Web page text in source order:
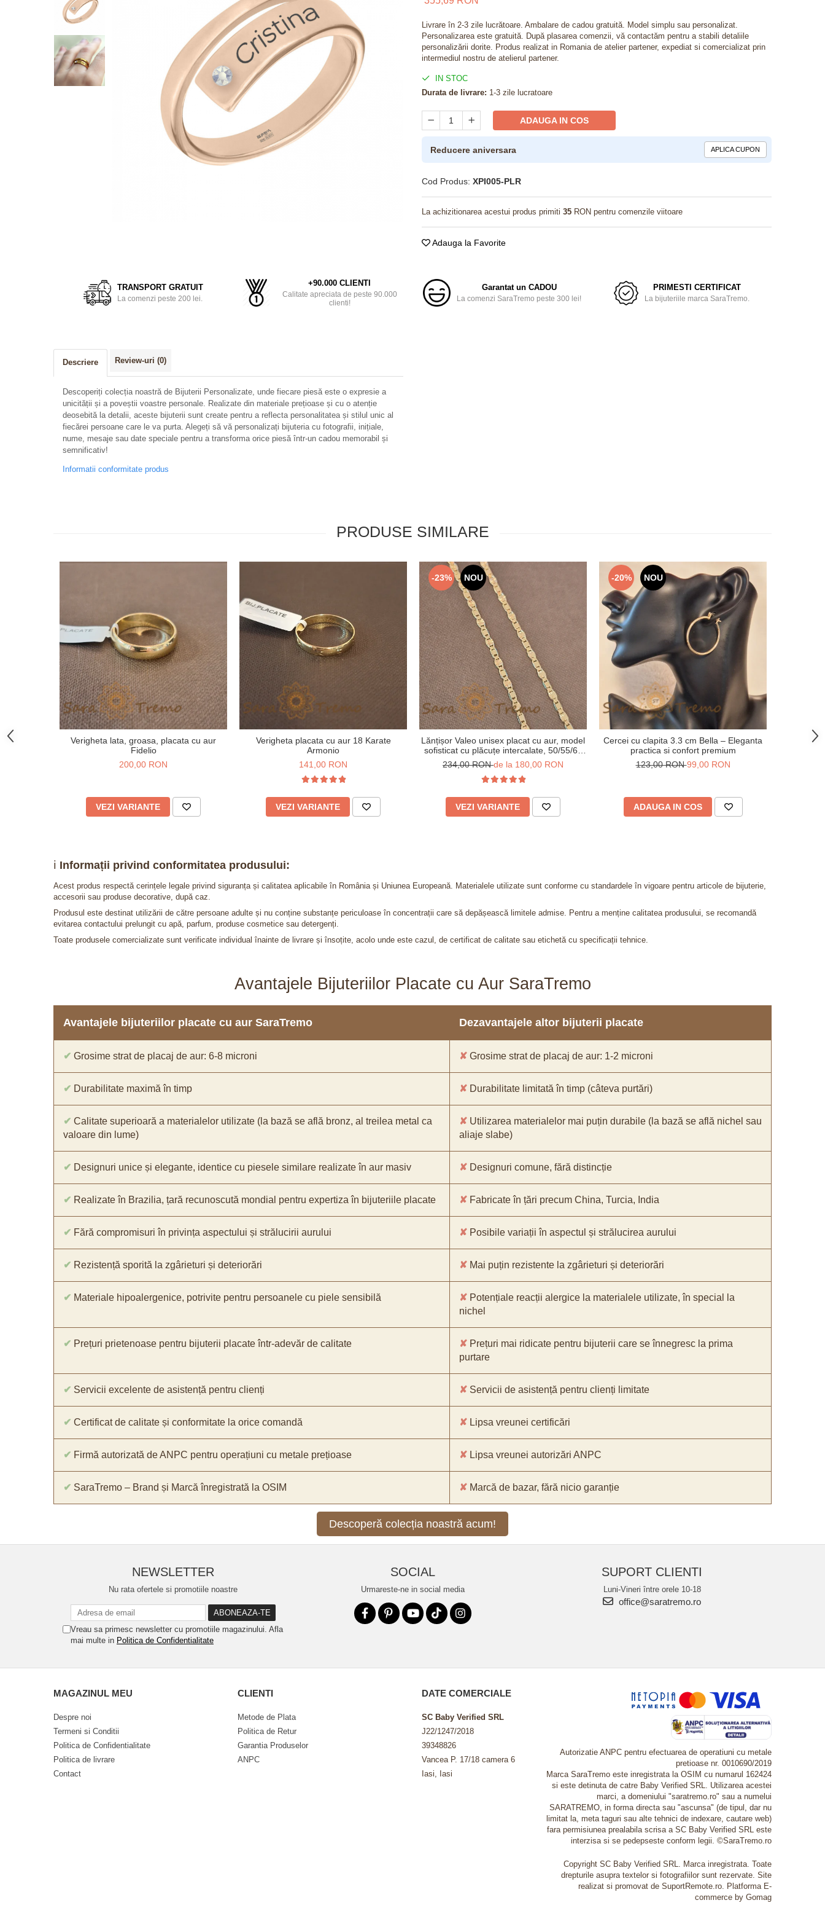
Bijuterii pentru barbati
Livrare în 2-3 zile lucrătoare. Ambalare de cadou gratuită. Model simplu sau personalizat.
Personalizarea este gratuită. După plasarea comenzii, vă contactăm pentru a stabili detaliile
personalizării dorite. Produs realizat in Romania de atelier partener, expediat si comercializat prin
intermediul nostru de atelierul partener.
IN STOC
Durata de livrare: 1-3 zile lucratoare
ADAUGA IN COS
Reducere aniversara APLICA CUPON
Cod Produs: XPI005-PLR
La achizitionarea acestui produs primiti 35 RON pentru comenzile viitoare
Adauga la Favorite
TRANSPORT GRATUIT
La comenzi peste 200 lei.
+90.000 CLIENTI
Calitate apreciata de peste 90.000
clienti!
Garantat un CADOU
La comenzi SaraTremo peste 300 lei!
PRIMESTI CERTIFICAT
La bijuteriile marca SaraTremo.
Descriere Review-uri (0)
Descoperiți colecția noastră de Bijuterii Personalizate, unde fiecare piesă este o expresie a
unicității și a poveștii voastre personale. Realizate din materiale prețioase și cu o atenție
deosebită la detalii, aceste bijuterii sunt create pentru a reflecta personalitatea și stilul unic al
fiecărei persoane care le va purta. Alegeți să vă personalizați bijuteria cu fotografii, inițiale,
nume, mesaje sau date speciale pentru a transforma orice piesă într-un cadou memorabil și
semnificativ!
Informatii conformitate produs
PRODUSE SIMILARE
Verigheta lata, groasa, placata cu aur
Fidelio
200,00 RON
VEZI VARIANTE
Verigheta placata cu aur 18 Karate
Armonio
141,00 RON
VEZI VARIANTE
-23% NOU
Lănțișor Valeo unisex placat cu aur, model
sofisticat cu plăcuțe intercalate, 50/55/60
cm
234,00 RONde la 180,00 RON
VEZI VARIANTE
-20% NOU
Cercei cu clapita 3.3 cm Bella – Eleganta
practica si confort premium
123,00 RON99,00 RON
ADAUGA IN COS
ℹ️ Informații privind conformitatea produsului:
Acest produs respectă cerințele legale privind siguranța și calitatea aplicabile în România și Uniunea Europeană. Materialele utilizate sunt conforme cu standardele în vigoare pentru articole de bijuterie,
accesorii sau produse decorative, după caz.
Produsul este destinat utilizării de către persoane adulte și nu conține substanțe periculoase în concentrații care să depășească limitele admise. Pentru a menține calitatea produsului, se recomandă
evitarea contactului prelungit cu apă, parfum, produse cosmetice sau detergenți.
Toate produsele comercializate sunt verificate individual înainte de livrare și însoțite, acolo unde este cazul, de certificat de calitate sau etichetă cu specificații tehnice.
Avantajele Bijuteriilor Placate cu Aur SaraTremo
Avantajele bijuteriilor placate cu aur SaraTremo Dezavantajele altor bijuterii placate
✔ Grosime strat de placaj de aur: 6-8 microni ✘ Grosime strat de placaj de aur: 1-2 microni
✔ Durabilitate maximă în timp ✘ Durabilitate limitată în timp (câteva purtări)
✔ Calitate superioară a materialelor utilizate (la bază se află bronz, al treilea metal ca
valoare din lume)
✘ Utilizarea materialelor mai puțin durabile (la bază se află nichel sau
aliaje slabe)
✔ Designuri unice și elegante, identice cu piesele similare realizate în aur masiv ✘ Designuri comune, fără distincție
✔ Realizate în Brazilia, țară recunoscută mondial pentru expertiza în bijuteriile placate ✘ Fabricate în țări precum China, Turcia, India
✔ Fără compromisuri în privința aspectului și strălucirii aurului ✘ Posibile variații în aspectul și strălucirea aurului
✔ Rezistență sporită la zgârieturi și deteriorări ✘ Mai puțin rezistente la zgârieturi și deteriorări
✔ Materiale hipoalergenice, potrivite pentru persoanele cu piele sensibilă ✘ Potențiale reacții alergice la materialele utilizate, în special la
nichel
✔ Prețuri prietenoase pentru bijuterii placate într-adevăr de calitate ✘ Prețuri mai ridicate pentru bijuterii care se înnegresc la prima
purtare
✔ Servicii excelente de asistență pentru clienți ✘ Servicii de asistență pentru clienți limitate
✔ Certificat de calitate și conformitate la orice comandă ✘ Lipsa vreunei certificări
✔ Firmă autorizată de ANPC pentru operațiuni cu metale prețioase ✘ Lipsa vreunei autorizări ANPC
✔ SaraTremo – Brand și Marcă înregistrată la OSIM ✘ Marcă de bazar, fără nicio garanție
Descoperă colecția noastră acum!
NEWSLETTER
Nu rata ofertele si promotiile noastre
Vreau sa primesc newsletter cu promotiile magazinului. Afla
mai multe in Politica de Confidentialitate
SOCIAL
Urmareste-ne in social media
SUPORT CLIENTI
Luni-Vineri între orele 10-18
office@saratremo.ro
MAGAZINUL MEU
Despre noi
Termeni si Conditii
Politica de Confidentialitate
Politica de livrare
Contact
CLIENTI
Metode de Plata
Politica de Retur
Garantia Produselor
ANPC
DATE COMERCIALE
SC Baby Verified SRL
J22/1247/2018
39348826
Vancea P. 17/18 camera 6
Iasi, Iasi
Autorizatie ANPC pentru efectuarea de operatiuni cu metale
pretioase nr. 0010690/2019
Marca SaraTremo este inregistrata la OSIM cu numarul 162424
si este detinuta de catre Baby Verified SRL. Utilizarea acestei
marci, a domeniului "saratremo.ro" sau a numelui
SARATREMO, in forma directa sau "ascunsa" (de tipul, dar nu
limitat la, meta taguri sau alte tehnici de indexare, cautare web)
fara permisiunea prealabila scrisa a SC Baby Verified SRL este
interzisa si se pedepseste conform legii. ©SaraTremo.ro
Copyright SC Baby Verified SRL. Marca inregistrata. Toate
drepturile asupra textelor si fotografiilor sunt rezervate. Site
realizat si promovat de SuportRemote.ro. Platforma E-
commerce by Gomag